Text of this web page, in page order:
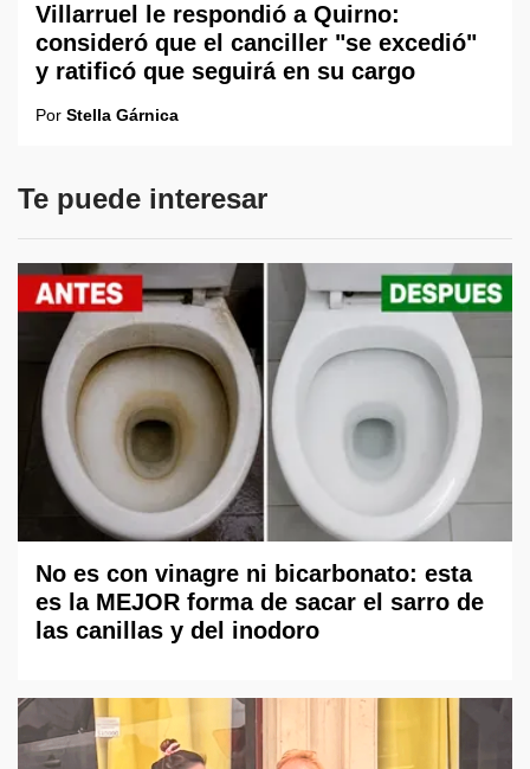
Villarruel le respondió a Quirno:
consideró que el canciller "se excedió"
y ratificó que seguirá en su cargo
Por Stella Gárnica
Te puede interesar
No es con vinagre ni bicarbonato: esta
es la MEJOR forma de sacar el sarro de
las canillas y del inodoro